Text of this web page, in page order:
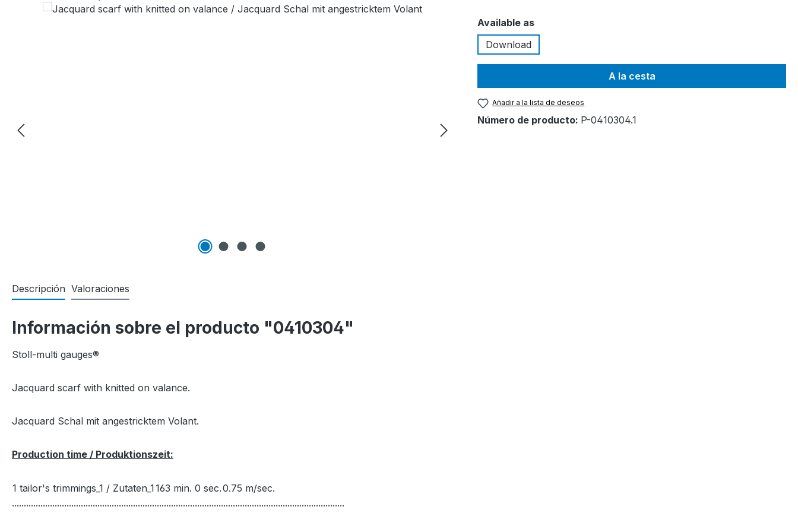
Seleccione
Available as
Download
A la cesta
Añadir a la lista de deseos
Número de producto: P-0410304.1
Descripción Valoraciones
Información sobre el producto "0410304"
Stoll-multi gauges®
Jacquard scarf with knitted on valance.
Jacquard Schal mit angestricktem Volant.
Production time / Produktionszeit:
1 tailor's trimmings_1 / Zutaten_1163 min. 0 sec.0.75 m/sec.
............................................................................................................................................